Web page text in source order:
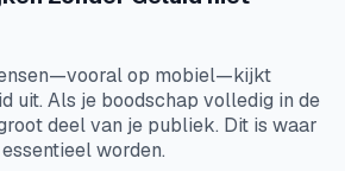
op mobiel—kijkt
uit. Als je boodschap volledig in de
deel van je publiek. Dit is waar
worden.